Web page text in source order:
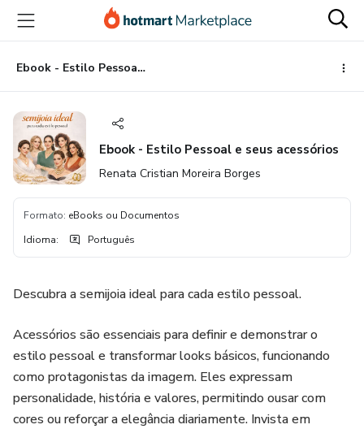
para
conteúdo
principal
para
pagamento
para
rodapé
Ebook - Estilo Pessoal e seus acessórios
Ebook - Estilo Pessoal e seus acessórios
Renata Cristian Moreira Borges
Formato: eBooks ou Documentos
Idioma: Português
Descubra a semijoia ideal para cada estilo pessoal.
Acessórios são essenciais para definir e demonstrar o
estilo pessoal e transformar looks básicos, funcionando
como protagonistas da imagem. Eles expressam
personalidade, história e valores, permitindo ousar com
cores ou reforçar a elegância diariamente. Invista em